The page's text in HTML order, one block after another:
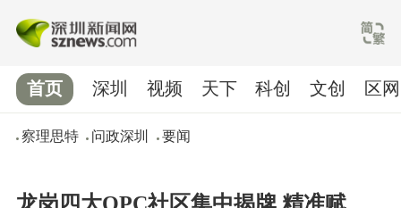
首页
察理思特 问政深圳 要闻
深圳 视频 天下 科创 文创 区网